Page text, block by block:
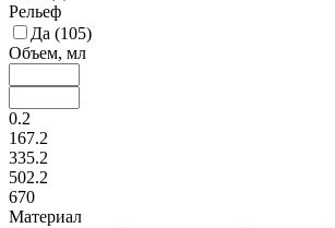
Рельеф
Да (105)
Объем, мл
0.2
167.2
335.2
502.2
670
Материал